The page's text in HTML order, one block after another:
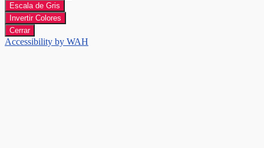
Escala de Gris
Invertir Colores
Cerrar
Accessibility by WAH